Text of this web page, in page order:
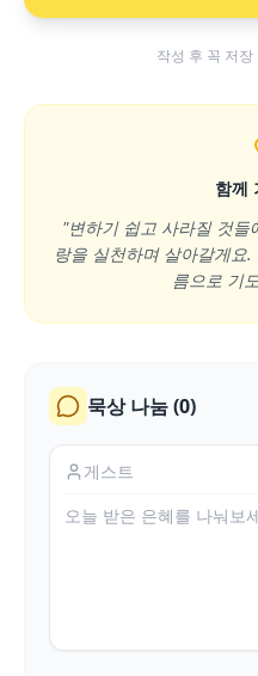
작성 후 꼭 저
함께
"변하기 쉽고 사라질 것
랑을 실천하며 살아갈게
름으로 기
묵상 나눔 (0)